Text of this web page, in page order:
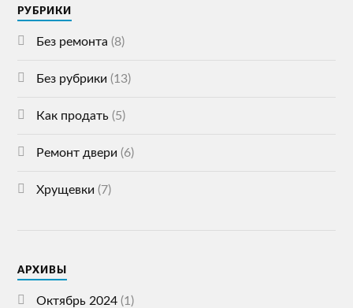
РУБРИКИ
Без ремонта (8)
Без рубрики (13)
Как продать (5)
Ремонт двери (6)
Хрущевки (7)
АРХИВЫ
Октябрь 2024 (1)